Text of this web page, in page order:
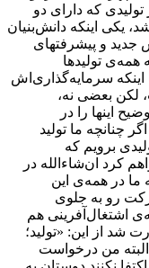
که دارای دو
یکی اینکه دانش‌بنیان
جدید و پیشرفتهای
همه‌ی تولیدها
اینکه سرمایه‌گذاری‌اش
لکن بعضی نه،
اینها را در
چنانچه ما تولید
برویم که
کرد ان‌شاءالله در
ما در همه‌ی این
رو به جلوی
اشتغال‌آفرینی هم
شد از این: «تولید؛
البته من درخواست